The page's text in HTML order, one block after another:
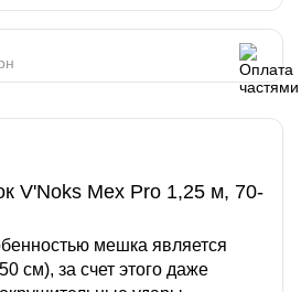
V'Noks Mex Pro 1,25 м, 70-
мешка является
см), за счет этого даже